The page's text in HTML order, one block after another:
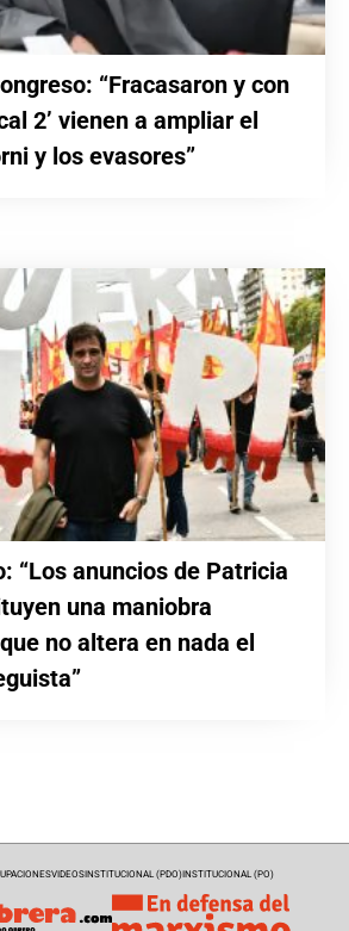
“Fracasaron y con
2’ vienen a ampliar el
y los evasores”
“Los anuncios de Patricia
una maniobra
no altera en nada el
VIDEOSINSTITUCIONAL (PDO)INSTITUCIONAL (PO)